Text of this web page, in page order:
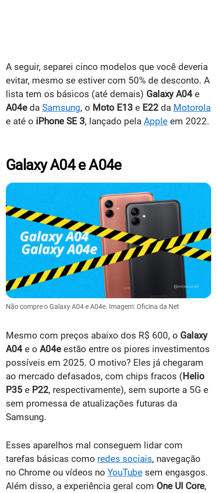
A seguir, separei cinco modelos que você deveria
evitar, mesmo se estiver com 50% de desconto. A
lista tem os básicos (até demais) Galaxy A04 e
A04eda Samsung, o Moto E13 e E22 da Motorola
e até o iPhone SE 3, lançado pela Apple em 2022.
Galaxy A04 e A04e
Não compre o Galaxy A04 e A04e. Imagem: Oficina da Net
Mesmo com preços abaixo dos R$ 600, o Galaxy
A04 e o A04eestão entre os piores investimentos
possíveis em 2025. O motivo? Eles já chegaram
ao mercado defasados, com chips fracos (Helio
P35 e P22, respectivamente), sem suporte a 5G e
sem promessa de atualizações futuras da
Samsung.
Esses aparelhos mal conseguem lidar com
tarefas básicas como redes sociais, navegação
no Chrome ou vídeos no YouTube sem engasgos.
Além disso, a experiência geral com One UI Core,